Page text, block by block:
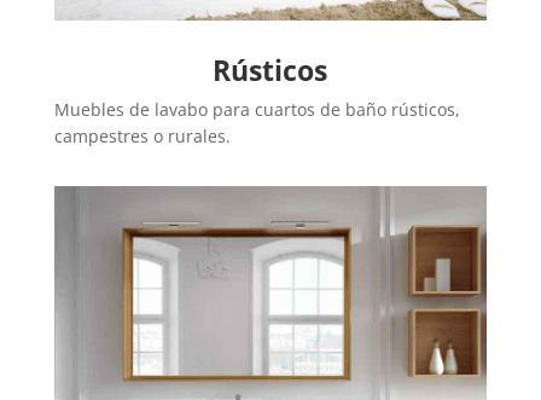
Rústicos
Muebles de lavabo para cuartos de baño rústicos,
campestres o rurales.